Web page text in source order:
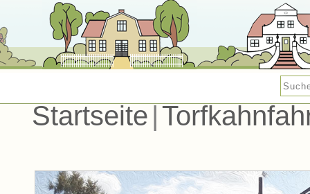
Startseite |